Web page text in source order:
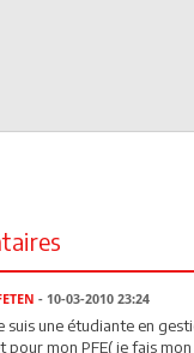
- 10-03-2010 23:24
suis une étudiante en
pour mon PFE( je fais